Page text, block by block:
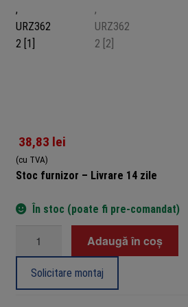
38,83 lei
(cu TVA)
Stoc furnizor – Livrare 14 zile
În stoc (poate fi pre-comandat)
LED
Adaugă în coș
Solicitare montaj